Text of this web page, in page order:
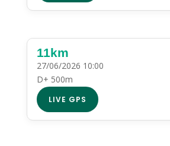
11km
27/06/2026 10:00
D+ 500m
LIVE GPS